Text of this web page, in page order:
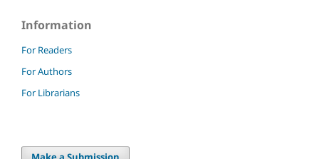
Information
For Readers
For Authors
For Librarians